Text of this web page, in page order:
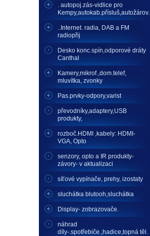
. autopoj.zás-vidlice pro
Kempy,autokab.přísluš,autožárov.
..Internet. radia, DAB a FM
radiopřij
Desko konc.spín,odporové dráty
Canthal
Kamery,mikrof.,dom.telef,
mluvítka, zvonky
Pas.prvky-odpory,varist
převodníky,adaptery,USB
produkty,
rozboč.HDMI ,kabely: HDMI-
VGA, Opto
senzory, opto a IR produkty-
závory- v aktualizaci
síťové vypínače, prehy, izostaty
sluchátka blutooh,sluchátka
Display- zobrazovače.
náhrad
díly-.spotřebiče.,hadice,topná těl.